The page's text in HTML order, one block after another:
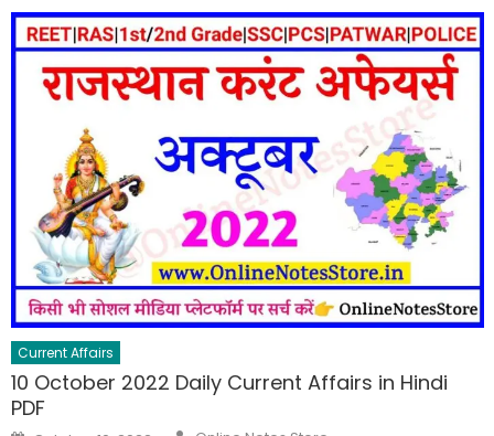
Current Affairs
10 October 2022 Daily Current Affairs in Hindi
PDF